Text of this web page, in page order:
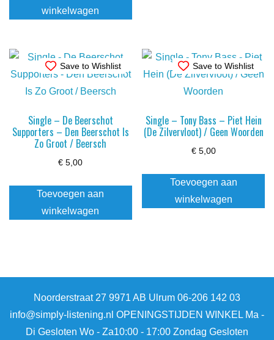
winkelwagen
Save to Wishlist
Single – De Beerschot
Supporters – Den Beerschot Is
Zo Groot / Beersch
€ 5,00
Toevoegen aan
winkelwagen
Save to Wishlist
Single – Tony Bass – Piet Hein
(De Zilvervloot) / Geen Woorden
€5,00
Toevoegen aan
winkelwagen
Noorderstraat 27 9971 AB Ulrum 06-206 142 03
info@simply-listening.nl OPENINGSTIJDEN WINKEL Ma -
Di Gesloten Wo - Za10:00 - 17:00 Zondag Gesloten